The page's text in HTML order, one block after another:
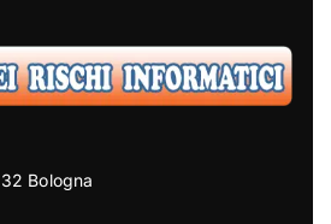
Bologna